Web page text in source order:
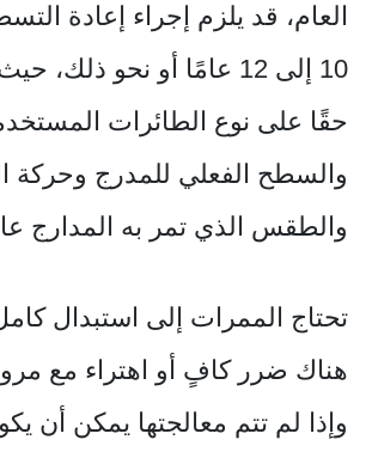
العام، قد يلزم إجراء إعادة
10 إلى 12 عامًا أو نحو ذلك،
حقًا على نوع الطائرات
والسطح الفعلي للمدرج وحركة
والطقس الذي تمر به المدارج
تحتاج الممرات إلى استبدال
هناك ضرر كافٍ أو اهتراء مع
وإذا لم تتم معالجتها يمكن أن